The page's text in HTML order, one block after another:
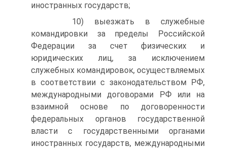
иностранных государств;
10) выезжать в служебные
командировки за пределы Российской
Федерации за счет физических и
юридических лиц, за исключением
служебных командировок, осуществляемых
в соответствии с законодательством РФ,
международными договорами РФ или на
взаимной основе по договоренности
федеральных органов государственной
власти с государственными органами
иностранных государств, международными